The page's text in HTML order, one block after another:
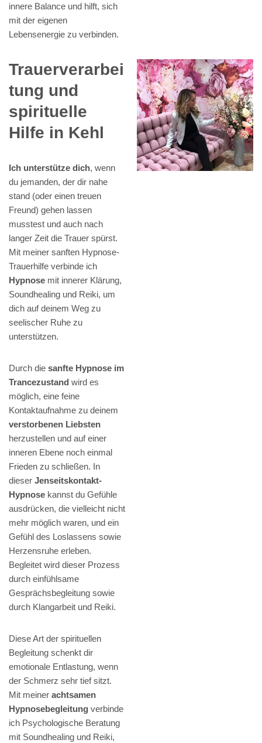
innere Balance und hilft, sich
mit der eigenen
Lebensenergie zu verbinden.
Trauerverarbei
tung und
spirituelle
Hilfe in Kehl
Ich unterstütze dich, wenn
du jemanden, der dir nahe
stand (oder einen treuen
Freund) gehen lassen
musstest und auch nach
langer Zeit die Trauer spürst.
Mit meiner sanften Hypnose-
Trauerhilfe verbinde ich
Hypnose mit innerer Klärung,
Soundhealing und Reiki, um
dich auf deinem Weg zu
seelischer Ruhe zu
unterstützen.
Durch die sanfte Hypnose im
Trancezustand wird es
möglich, eine feine
Kontaktaufnahme zu deinem
verstorbenen Liebsten
herzustellen und auf einer
inneren Ebene noch einmal
Frieden zu schließen. In
dieser Jenseitskontakt-
Hypnose kannst du Gefühle
ausdrücken, die vielleicht nicht
mehr möglich waren, und ein
Gefühl des Loslassens sowie
Herzensruhe erleben.
Begleitet wird dieser Prozess
durch einfühlsame
Gesprächsbegleitung sowie
durch Klangarbeit und Reiki.
Diese Art der spirituellen
Begleitung schenkt dir
emotionale Entlastung, wenn
der Schmerz sehr tief sitzt.
Mit meiner achtsamen
Hypnosebegleitung verbinde
ich Psychologische Beratung
mit Soundhealing und Reiki,